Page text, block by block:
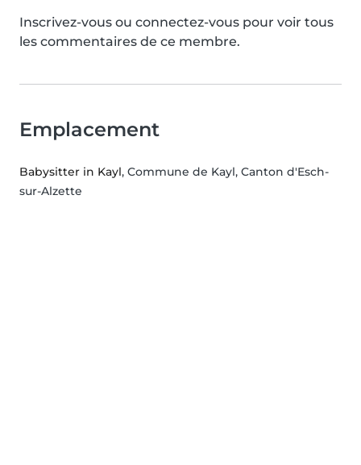
Inscrivez-vous ou connectez-vous pour voir tous
les commentaires de ce membre.
Emplacement
Babysitter in Kayl, Commune de Kayl, Canton d'Esch-
sur-Alzette